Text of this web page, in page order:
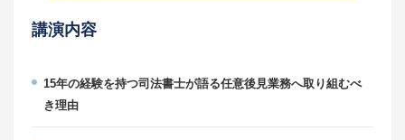
講演内容
15年の経験を持つ司法書士が語る任意後見業務へ取り組むべ
き理由